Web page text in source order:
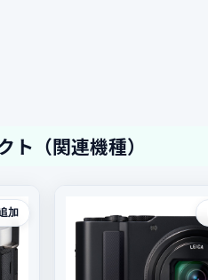
（関連機種）
加